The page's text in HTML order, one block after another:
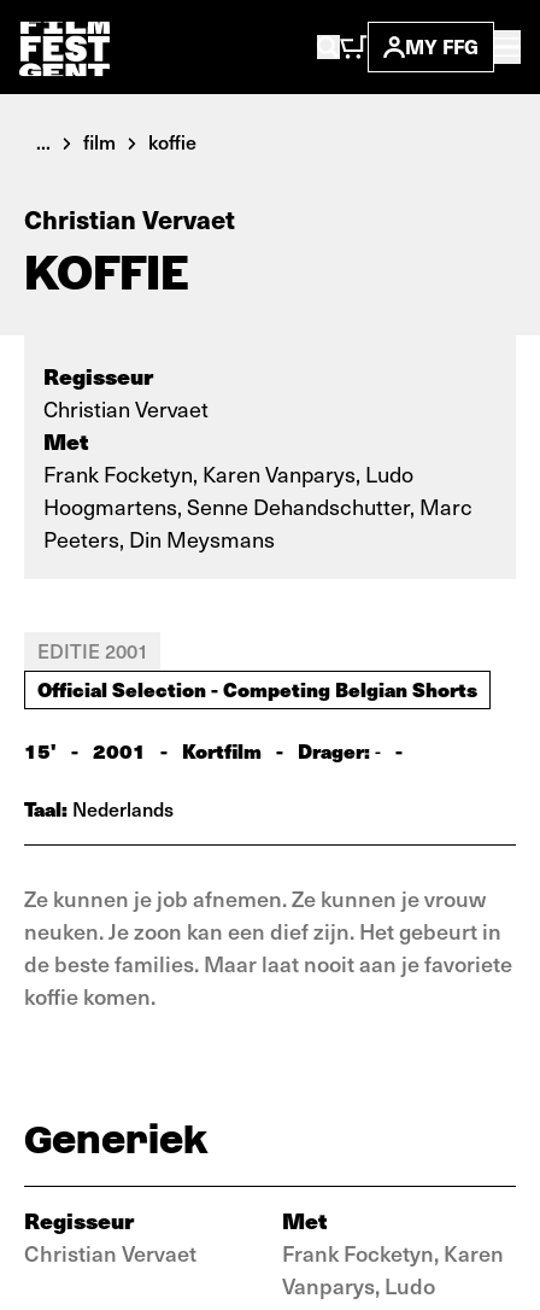
MY FFG
... film koffie
Christian Vervaet
KOFFIE
Regisseur
Christian Vervaet
Met
Frank Focketyn, Karen Vanparys, Ludo
Hoogmartens, Senne Dehandschutter, Marc
Peeters, Din Meysmans
EDITIE 2001
Official Selection - Competing Belgian Shorts
15' - 2001 - Kortfilm - Drager:- -
Taal: Nederlands
Ze kunnen je job afnemen. Ze kunnen je vrouw
neuken. Je zoon kan een dief zijn. Het gebeurt in
de beste families. Maar laat nooit aan je favoriete
koffie komen.
Generiek
Regisseur
Christian Vervaet
Met
Frank Focketyn, Karen
Vanparys, Ludo